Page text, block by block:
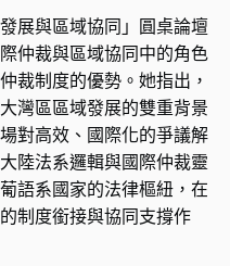
與區域協同」圓桌論壇
仲裁與區域協同中的角色
裁制度的優勢。她指出，
灣區區域發展的雙重背景
對高效、國際化的爭議解
陸法系邏輯與國際仲裁靈
語系國家的法律樞紐，在
制度銜接與協同支撐作